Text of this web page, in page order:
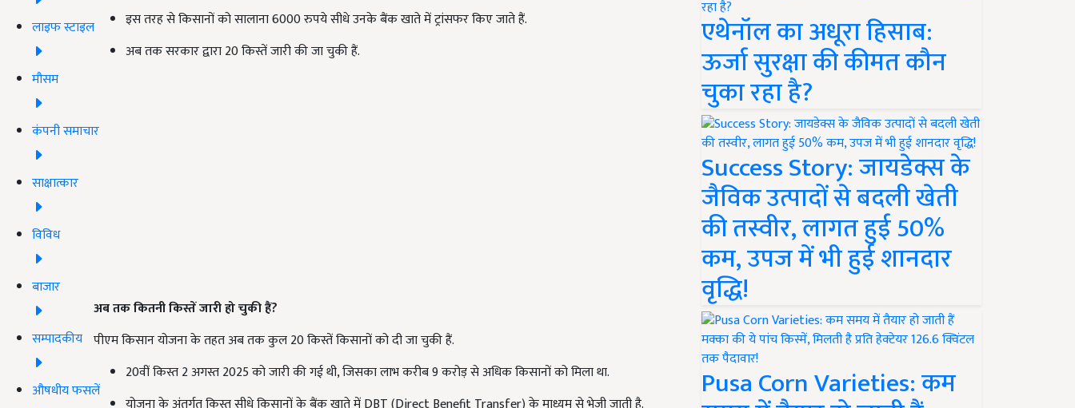
लाइफ स्टाइल
मौसम
कंपनी समाचार
साक्षात्कार
विविध
बाजार
सम्पादकीय
औषधीय फसलें
इस तरह से किसानों को सालाना 6000 रुपये सीधे उनके बैंक खाते में ट्रांसफर किए जाते हैं.
अब तक सरकार द्वारा 20 किस्तें जारी की जा चुकी हैं.
अब तक कितनी किस्तें जारी हो चुकी हैं?
पीएम किसान योजना के तहत अब तक कुल 20 किस्तें किसानों को दी जा चुकी हैं.
20वीं किस्त 2 अगस्त 2025 को जारी की गई थी, जिसका लाभ करीब 9 करोड़ से अधिक किसानों को मिला था.
एथेनॉल का अधूरा हिसाब:
ऊर्जा सुरक्षा की कीमत कौन
चुका रहा है?
Success Story: जायडेक्स के
जैविक उत्पादों से बदली खेती
की तस्वीर, लागत हुई 50%
कम, उपज में भी हुई शानदार
वृद्धि!
Pusa Corn Varieties: कम